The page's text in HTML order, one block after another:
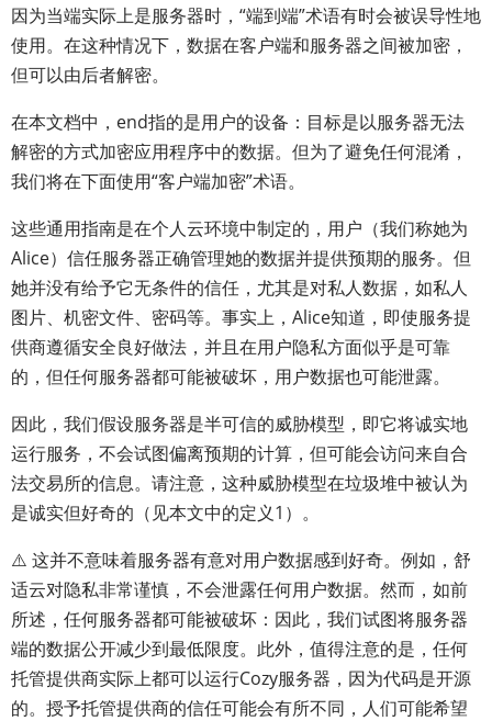
因为当端实际上是服务器时，“端到端”术语有时会被误导性地
使用。在这种情况下，数据在客户端和服务器之间被加密，
但可以由后者解密。
在本文档中，end指的是用户的设备：目标是以服务器无法
解密的方式加密应用程序中的数据。但为了避免任何混淆，
我们将在下面使用“客户端加密”术语。
这些通用指南是在个人云环境中制定的，用户（我们称她为
Alice）信任服务器正确管理她的数据并提供预期的服务。但
她并没有给予它无条件的信任，尤其是对私人数据，如私人
图片、机密文件、密码等。事实上，Alice知道，即使服务提
供商遵循安全良好做法，并且在用户隐私方面似乎是可靠
的，但任何服务器都可能被破坏，用户数据也可能泄露。
因此，我们假设服务器是半可信的威胁模型，即它将诚实地
运行服务，不会试图偏离预期的计算，但可能会访问来自合
法交易所的信息。请注意，这种威胁模型在垃圾堆中被认为
是诚实但好奇的（见本文中的定义1）。
⚠️ 这并不意味着服务器有意对用户数据感到好奇。例如，舒
适云对隐私非常谨慎，不会泄露任何用户数据。然而，如前
所述，任何服务器都可能被破坏：因此，我们试图将服务器
端的数据公开减少到最低限度。此外，值得注意的是，任何
托管提供商实际上都可以运行Cozy服务器，因为代码是开源
的。授予托管提供商的信任可能会有所不同，人们可能希望